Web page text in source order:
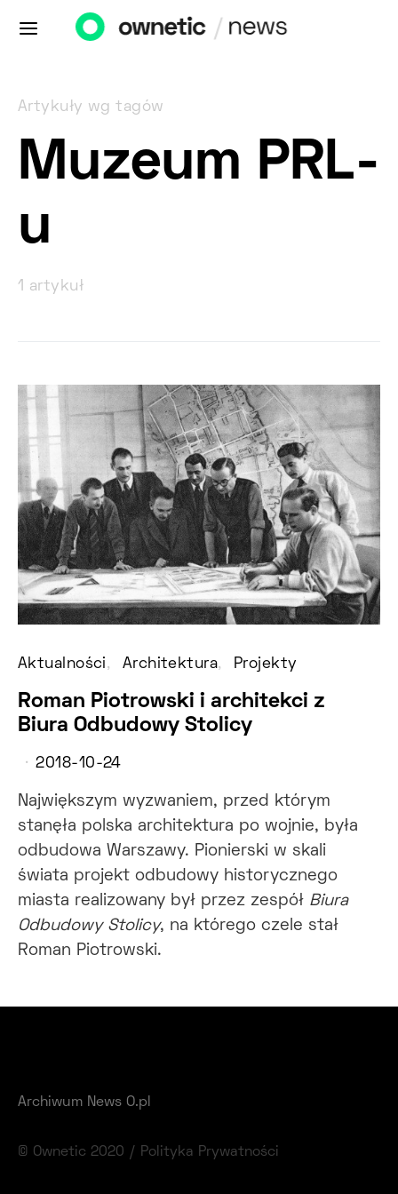
Artykuły wg tagów
Muzeum PRL-
u
1 artykuł
Aktualności Architektura Projekty
Roman Piotrowski i architekci z
Biura Odbudowy Stolicy
2018-10-24
Największym wyzwaniem, przed którym
stanęła polska architektura po wojnie, była
odbudowa Warszawy. Pionierski w skali
świata projekt odbudowy historycznego
miasta realizowany był przez zespół Biura
Odbudowy Stolicy, na którego czele stał
Roman Piotrowski.
Archiwum News O.pl
© Ownetic 2020 / Polityka Prywatności